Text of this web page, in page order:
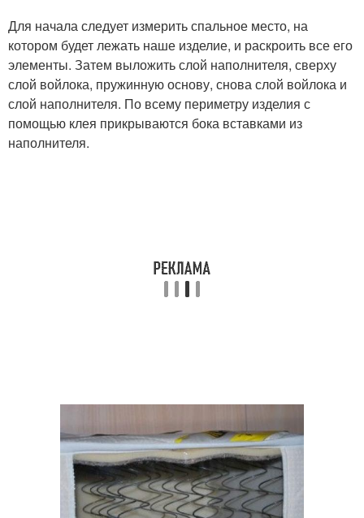
Для начала следует измерить спальное место, на
котором будет лежать наше изделие, и раскроить все его
элементы. Затем выложить слой наполнителя, сверху
слой войлока, пружинную основу, снова слой войлока и
слой наполнителя. По всему периметру изделия с
помощью клея прикрываются бока вставками из
наполнителя.